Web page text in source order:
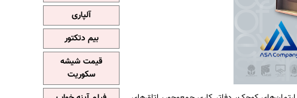
آلپاری
بیم دتکتور
قیمت شیشه
سکوریت